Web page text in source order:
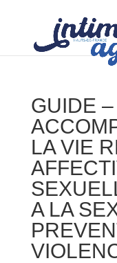
GUIDE –
LA VIE
A LA